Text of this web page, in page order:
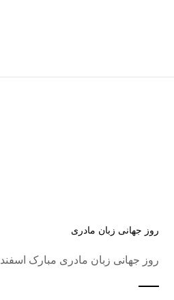
روز جهانی زبان مادری
روز جهانی زبان مادری مبارک اسفند ۱۴۰۱